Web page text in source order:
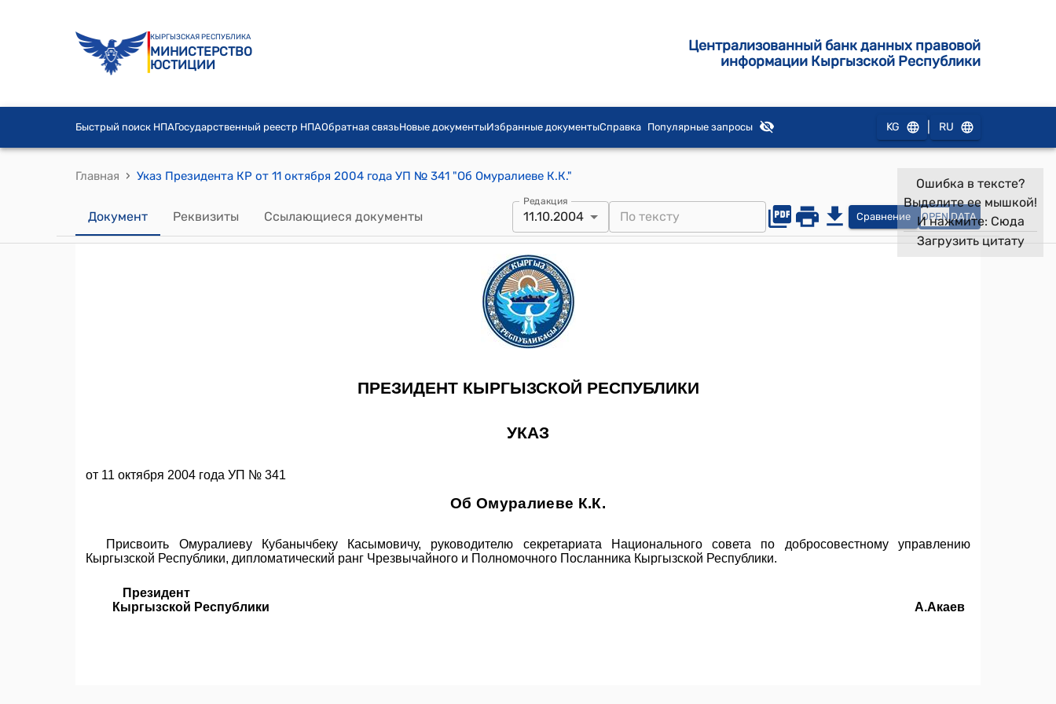
КЫРГЫЗСКАЯ РЕСПУБЛИКА
МИНИСТЕРСТВО
ЮСТИЦИИ
Централизованный банк данных правовой
информации Кыргызской Республики
Быстрый поиск НПАГосударственный реестр НПАОбратная связьНовые документыИзбранные документыСправка Популярные запросы KG RU
Главная › Указ Президента КР от 11 октября 2004 года УП № 341 "Об Омуралиеве К.К."
Документ Реквизиты Ссылающиеся документы
Редакция
11.10.2004 Сравнение OPEN DATA
Ошибка в тексте?
Выделите ее мышкой!
И нажмите: Сюда
Загрузить цитату